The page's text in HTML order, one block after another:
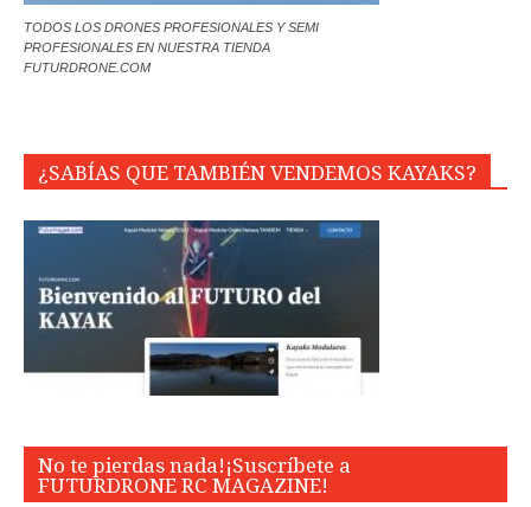
TODOS LOS DRONES PROFESIONALES Y SEMI
PROFESIONALES EN NUESTRA TIENDA
FUTURDRONE.COM
¿SABÍAS QUE TAMBIÉN VENDEMOS KAYAKS?
No te pierdas nada!¡Suscríbete a
FUTURDRONE RC MAGAZINE!